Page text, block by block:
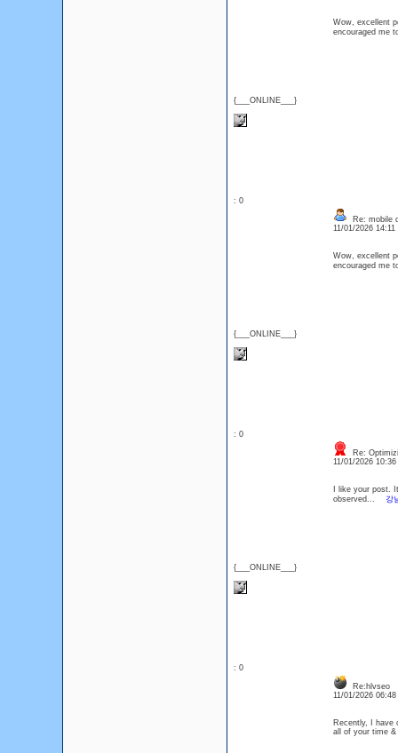
{___ONLINE___}
Wow, excellent
encouraged me
: 0
{___ONLINE___}
Re: mobile
11/01/2026 14:11
Wow, excellent
encouraged me
: 0
{___ONLINE___}
Re:
11/01/2026
I like your post.
observed...
강
: 0
Re:hlvseo
11/01/2026
Recently, I have
all of your time